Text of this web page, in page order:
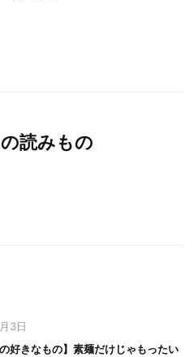
読みもの
3日
の好きなもの】素麺だけじゃもったい